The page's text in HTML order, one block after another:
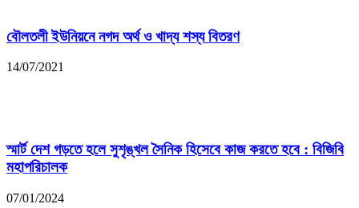
বৌলতলী ইউনিয়নে নগদ অর্থ ও খাদ্য শস্য বিতরণ
14/07/2021
স্মার্ট দেশ গড়তে হলে সুশৃঙ্খল সৈনিক হিসেবে কাজ করতে হবে : বিজিবি
মহাপরিচালক
07/01/2024